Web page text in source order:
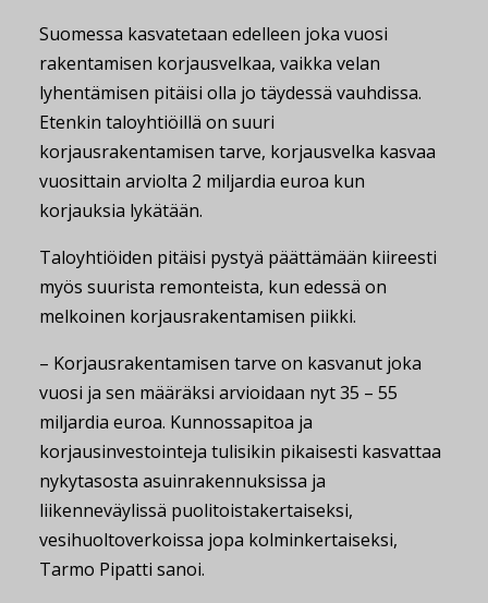
Suomessa kasvatetaan edelleen joka vuosi
rakentamisen korjausvelkaa, vaikka velan
lyhentämisen pitäisi olla jo täydessä vauhdissa.
Etenkin taloyhtiöillä on suuri
korjausrakentamisen tarve, korjausvelka kasvaa
vuosittain arviolta 2 miljardia euroa kun
korjauksia lykätään.
Taloyhtiöiden pitäisi pystyä päättämään kiireesti
myös suurista remonteista, kun edessä on
melkoinen korjausrakentamisen piikki.
– Korjausrakentamisen tarve on kasvanut joka
vuosi ja sen määräksi arvioidaan nyt 35 – 55
miljardia euroa. Kunnossapitoa ja
korjausinvestointeja tulisikin pikaisesti kasvattaa
nykytasosta asuinrakennuksissa ja
liikenneväylissä puolitoistakertaiseksi,
vesihuoltoverkoissa jopa kolminkertaiseksi,
Tarmo Pipatti sanoi.